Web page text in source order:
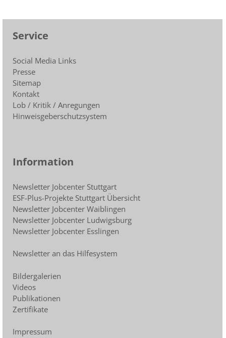
Service
Social Media Links
Presse
Sitemap
Kontakt
Lob / Kritik / Anregungen
Hinweisgeberschutzsystem
Information
Newsletter Jobcenter Stuttgart
ESF-Plus-Projekte Stuttgart Übersicht
Newsletter Jobcenter Waiblingen
Newsletter Jobcenter Ludwigsburg
Newsletter Jobcenter Esslingen
Newsletter an das Hilfesystem
Bildergalerien
Videos
Publikationen
Zertifikate
Impressum